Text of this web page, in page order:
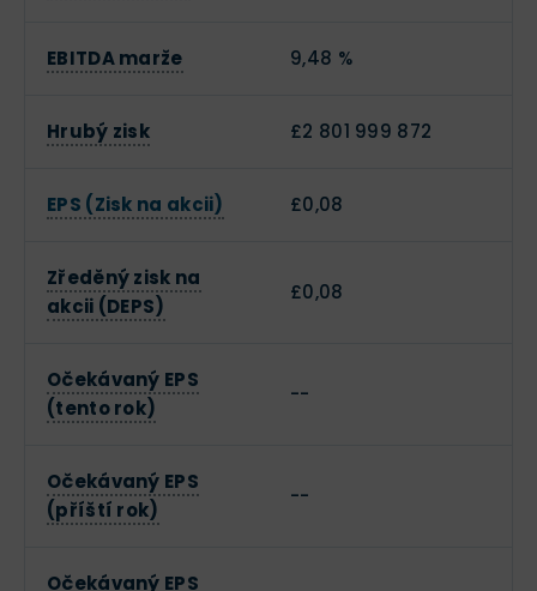
EBITDA marže 9,48 %
Hrubý zisk £2 801 999 872
EPS (Zisk na akcii) £0,08
Zředěný zisk na
akcii (DEPS)
£0,08
Očekávaný EPS
(tento rok)
--
Očekávaný EPS
(příští rok)
--
Očekávaný EPS